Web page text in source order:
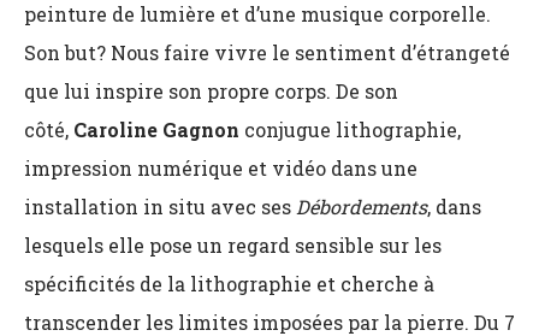
peinture de lumière et d’une musique corporelle.
Son but? Nous faire vivre le sentiment d’étrangeté
que lui inspire son propre corps. De son
côté, Caroline Gagnon conjugue lithographie,
impression numérique et vidéo dans une
installation in situ avec ses Débordements, dans
lesquels elle pose un regard sensible sur les
spécificités de la lithographie et cherche à
transcender les limites imposées par la pierre. Du 7